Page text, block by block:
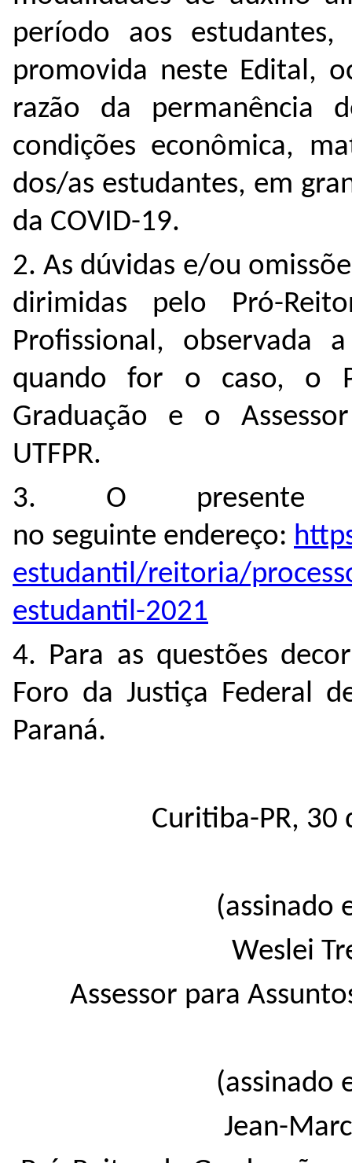
período aos
promovida neste Edital,
razão da permanência
condições econômica,
dos/as estudantes, em
da COVID-19.
2. As dúvidas e/ou
dirimidas pelo Pró-
Profissional, observada
quando for o caso, o
Graduação e o
UTFPR.
3. O presente
no seguinte endereço:
estudantil/reitoria/
estudantil-2021
4. Para as questões
Foro da Justiça Federal
Paraná.
Curitiba-PR, 30
(assinado
Weslei
Assessor para
(assinado
Jean-